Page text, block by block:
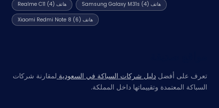
هاتف Realme C11 (4) هاتف Samsung Galaxy M31s (4)
هاتف Xiaomi Redmi Note 8 (6)
تعرف على أفضل دليل شركات السباكة في السعودية لمقارنة شركات
السباكة المعتمدة وتقييماتها داخل المملكة.